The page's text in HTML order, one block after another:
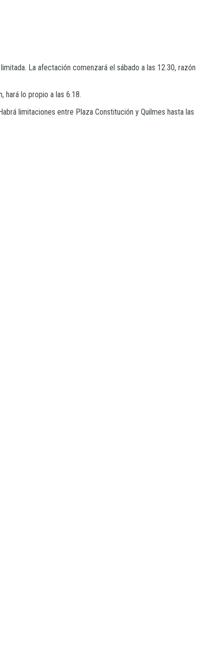
La afectación comenzará el sábado a las 12.30, razón
hará lo propio a las 6.18.
limitaciones entre Plaza Constitución y Quilmes hasta las